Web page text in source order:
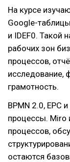
На курсе
Google-
и IDEF0. Такой
рабочих зон
процессов,
исследование,
грамотность.
BPMN 2.0, EPC
процессы. Miro
процессов,
остаются